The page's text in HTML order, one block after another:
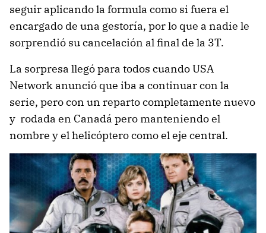
seguir aplicando la formula como si fuera el
encargado de una gestoría, por lo que a nadie le
sorprendió su cancelación al final de la 3T.
La sorpresa llegó para todos cuando USA
Network anunció que iba a continuar con la
serie, pero con un reparto completamente nuevo
y rodada en Canadá pero manteniendo el
nombre y el helicóptero como el eje central.